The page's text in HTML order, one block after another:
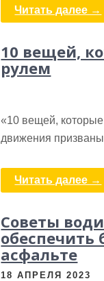
Читать далее →
10 вещей,
рулем
«10 вещей,
движения
Читать далее →
Советы
обеспечить
асфальте
18 АПРЕЛЯ 2023